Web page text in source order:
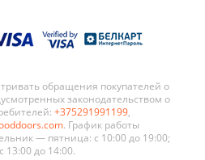
обращения покупателей о
законодательством о
+375291991199,
. График работы
— пятница: с 10:00 до 19:00;
13:00 до 14:00.